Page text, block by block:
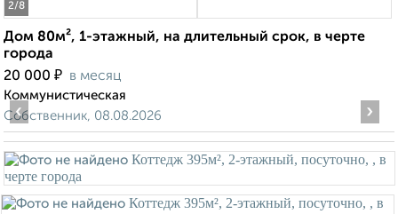
2/8
Дом 80м², 1-этажный, на длительный срок, в черте
города
20 000 ₽ в месяц
Коммунистическая
Собственник, 08.08.2026
‹ ›